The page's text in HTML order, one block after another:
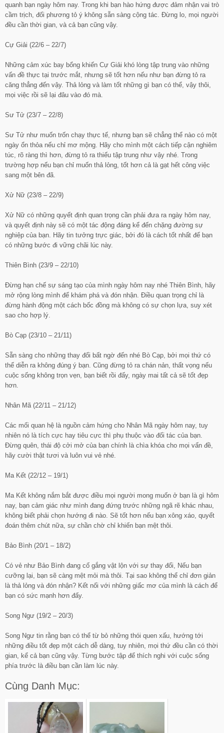
quanh bạn ngày hôm nay. Trong khi bạn hào hứng được đảm nhận vai trò
cầm trịch, đối phương tỏ ý không sẵn sàng cộng tác. Đừng lo, mọi người
đều cần thời gian, và cả bạn cũng vậy.
Cự Giải (22/6 – 22/7)
Những cảm xúc bay bổng khiến Cự Giải khó lòng tập trung vào những
vấn đề thực tại trước mắt, nhưng sẽ tốt hơn nếu như bạn đừng tỏ ra
căng thẳng đến vậy. Thả lỏng và làm tốt những gì bạn có thể, vậy thôi,
mọi việc rồi sẽ lại đâu vào đó mà.
Sư Tử (23/7 – 22/8)
Sư Tử như muốn trốn chạy thực tế, nhưng bạn sẽ chẳng thể nào có một
ngày ổn thỏa nếu chỉ mơ mộng. Hãy cho mình một cách tiếp cận nghiêm
túc, rõ ràng thì hơn, đừng tỏ ra thiếu tập trung như vậy nhé. Trong
trường hợp nếu bạn chỉ muốn thả lỏng, tốt hơn cả là gạt hết công việc
sang một bên đã.
Xử Nữ (23/8 – 22/9)
Xử Nữ có những quyết định quan trọng cần phải đưa ra ngày hôm nay,
và quyết định này sẽ có một tác động đáng kể đến chặng đường sự
nghiệp của bạn. Hãy tin tưởng trực giác, bởi đó là cách tốt nhất để bạn
có những bước đi vững chãi lúc này.
Thiên Bình (23/9 – 22/10)
Đừng hạn chế sự sáng tạo của mình ngày hôm nay nhé Thiên Bình, hãy
mở rộng lòng mình để khám phá và đón nhận. Điều quan trọng chỉ là
đừng hành động một cách bốc đồng mà không có sự chọn lựa, suy xét
sao cho hợp lý.
Bò Cạp (23/10 – 21/11)
Sẵn sàng cho những thay đổi bất ngờ đến nhé Bò Cạp, bởi mọi thứ có
thể diễn ra không đúng ý bạn. Cũng đừng tỏ ra chán nản, thất vọng nếu
cuộc sống không trọn vẹn, bạn biết rồi đấy, ngày mai tất cả sẽ tốt đẹp
hơn.
Nhân Mã (22/11 – 21/12)
Các mối quan hệ là nguồn cảm hứng cho Nhân Mã ngày hôm nay, tuy
nhiên nó là tích cực hay tiêu cực thì phụ thuộc vào đối tác của bạn.
Đừng quên, thái độ cởi mở của bạn chính là chìa khóa cho mọi vấn đề,
hãy cười thật tươi và luôn vui vẻ nhé.
Ma Kết (22/12 – 19/1)
Ma Kết không nắm bắt được điều mọi người mong muốn ở bạn là gì hôm
nay, bạn cảm giác như mình đang đứng trước những ngã rẽ khác nhau,
không biết phải chọn hướng đi nào. Sẽ tốt hơn nếu bạn xông xáo, quyết
đoán thêm chút nữa, sự chần chờ chỉ khiến bạn mệt thôi.
Bảo Bình (20/1 – 18/2)
Có vẻ như Bảo Bình đang cố gắng vật lộn với sự thay đổi, Nếu bạn
cưỡng lại, bạn sẽ càng mệt mỏi mà thôi. Tại sao không thể chỉ đơn giản
là thả lỏng và đón nhận? Kết nối với những giấc mơ của mình là cách để
bạn có sức mạnh hơn đấy.
Song Ngư (19/2 – 20/3)
Song Ngư tin rằng bạn có thể từ bỏ những thói quen xấu, hướng tới
những điều tốt đẹp một cách dễ dàng, tuy nhiên, mọi thứ đều cần có thời
gian, kể cả bạn cũng vậy. Từng bước tập để thích nghi với cuộc sống
phía trước là điều bạn cần làm lúc này.
Cùng Danh Mục: